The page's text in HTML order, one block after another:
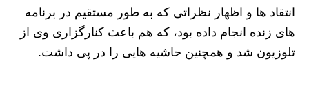
انتقاد ها و اظهار نظراتی که به طور مستقیم در برنامه
های زنده انجام داده بود، که هم باعث کنارگزاری وی از
تلوزیون شد و همچنین حاشیه هایی را در پی داشت.